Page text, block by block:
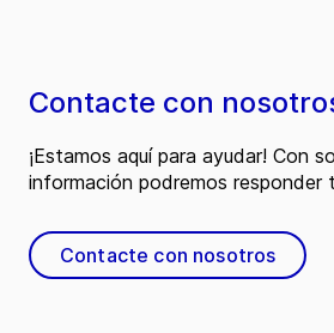
Contacte con
¡Estamos aquí para ayudar! Con
información podremos responder
Contacte con nosotros